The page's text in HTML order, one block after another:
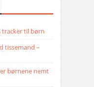
tracker til børn
tissemand –
børnene nemt